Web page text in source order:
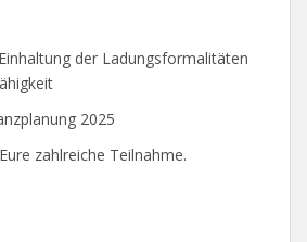
der Ladungsformalitäten
2025
zahlreiche Teilnahme.